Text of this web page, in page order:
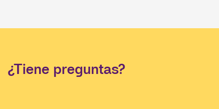
¿Tiene preguntas?